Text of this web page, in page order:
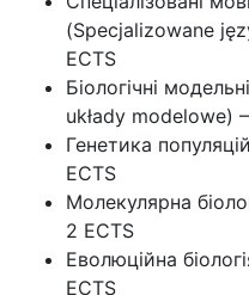
(Specjalizowane
ECTS
Біологічні
układy modelowe)
Генетика
ECTS
Молекулярна
2 ECTS
Еволюційна
ECTS